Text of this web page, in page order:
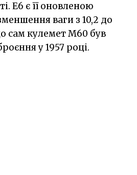
E6 є її оновленою
ваги з 10,2 до
сам кулемет M60 був
у 1957 році.